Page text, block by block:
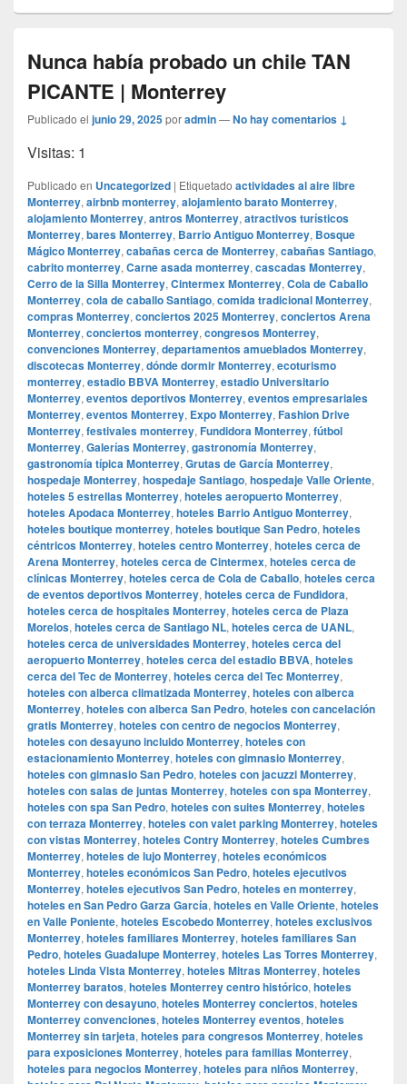
Nunca había probado un chile TAN
PICANTE | Monterrey
Publicado el junio 29, 2025poradmin—No hay comentarios ↓
Visitas: 1
Publicado en Uncategorized | Etiquetado actividades al aire libre
Monterrey, airbnb monterrey, alojamiento barato Monterrey,
alojamiento Monterrey, antros Monterrey, atractivos turísticos
Monterrey, bares Monterrey, Barrio Antiguo Monterrey, Bosque
Mágico Monterrey, cabañas cerca de Monterrey, cabañas Santiago,
cabrito monterrey, Carne asada monterrey, cascadas Monterrey,
Cerro de la Silla Monterrey, Cintermex Monterrey, Cola de Caballo
Monterrey, cola de caballo Santiago, comida tradicional Monterrey,
compras Monterrey, conciertos 2025 Monterrey, conciertos Arena
Monterrey, conciertos monterrey, congresos Monterrey,
convenciones Monterrey, departamentos amueblados Monterrey,
discotecas Monterrey, dónde dormir Monterrey, ecoturismo
monterrey, estadio BBVA Monterrey, estadio Universitario
Monterrey, eventos deportivos Monterrey, eventos empresariales
Monterrey, eventos Monterrey, Expo Monterrey, Fashion Drive
Monterrey, festivales monterrey, Fundidora Monterrey, fútbol
Monterrey, Galerías Monterrey, gastronomía Monterrey,
gastronomía típica Monterrey, Grutas de García Monterrey,
hospedaje Monterrey, hospedaje Santiago, hospedaje Valle Oriente,
hoteles 5 estrellas Monterrey, hoteles aeropuerto Monterrey,
hoteles Apodaca Monterrey, hoteles Barrio Antiguo Monterrey,
hoteles boutique monterrey, hoteles boutique San Pedro, hoteles
céntricos Monterrey, hoteles centro Monterrey, hoteles cerca de
Arena Monterrey, hoteles cerca de Cintermex, hoteles cerca de
clínicas Monterrey, hoteles cerca de Cola de Caballo, hoteles cerca
de eventos deportivos Monterrey, hoteles cerca de Fundidora,
hoteles cerca de hospitales Monterrey, hoteles cerca de Plaza
Morelos, hoteles cerca de Santiago NL, hoteles cerca de UANL,
hoteles cerca de universidades Monterrey, hoteles cerca del
aeropuerto Monterrey, hoteles cerca del estadio BBVA, hoteles
cerca del Tec de Monterrey, hoteles cerca del Tec Monterrey,
hoteles con alberca climatizada Monterrey, hoteles con alberca
Monterrey, hoteles con alberca San Pedro, hoteles con cancelación
gratis Monterrey, hoteles con centro de negocios Monterrey,
hoteles con desayuno incluido Monterrey, hoteles con
estacionamiento Monterrey, hoteles con gimnasio Monterrey,
hoteles con gimnasio San Pedro, hoteles con jacuzzi Monterrey,
hoteles con salas de juntas Monterrey, hoteles con spa Monterrey,
hoteles con spa San Pedro, hoteles con suites Monterrey, hoteles
con terraza Monterrey, hoteles con valet parking Monterrey, hoteles
con vistas Monterrey, hoteles Contry Monterrey, hoteles Cumbres
Monterrey, hoteles de lujo Monterrey, hoteles económicos
Monterrey, hoteles económicos San Pedro, hoteles ejecutivos
Monterrey, hoteles ejecutivos San Pedro, hoteles en monterrey,
hoteles en San Pedro Garza García, hoteles en Valle Oriente, hoteles
en Valle Poniente, hoteles Escobedo Monterrey, hoteles exclusivos
Monterrey, hoteles familiares Monterrey, hoteles familiares San
Pedro, hoteles Guadalupe Monterrey, hoteles Las Torres Monterrey,
hoteles Linda Vista Monterrey, hoteles Mitras Monterrey, hoteles
Monterrey baratos, hoteles Monterrey centro histórico, hoteles
Monterrey con desayuno, hoteles Monterrey conciertos, hoteles
Monterrey convenciones, hoteles Monterrey eventos, hoteles
Monterrey sin tarjeta, hoteles para congresos Monterrey, hoteles
para exposiciones Monterrey, hoteles para familias Monterrey,
hoteles para negocios Monterrey, hoteles para niños Monterrey,